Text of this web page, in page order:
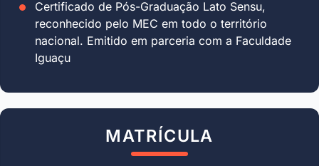
Certificado de Pós-Graduação Lato Sensu,
reconhecido pelo MEC em todo o território
nacional. Emitido em parceria com a Faculdade
Iguaçu
MATRÍCULA